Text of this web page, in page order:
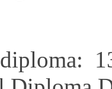
diploma: